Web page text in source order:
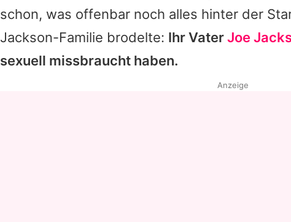
schon, was offenbar noch alles hinter der
Jackson-Familie brodelte: Ihr VaterJoe
sexuell missbraucht haben.
Anzeige